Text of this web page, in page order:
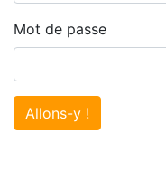
Mot de passe
Allons-y !